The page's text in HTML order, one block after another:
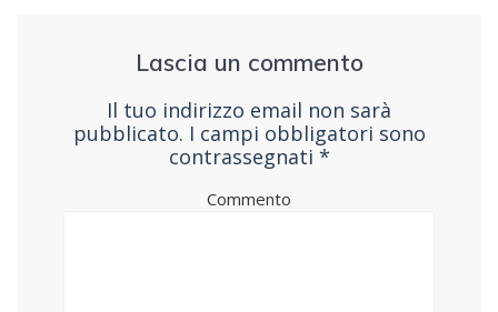
Lascia un commento
Il tuo indirizzo email non sarà
pubblicato. I campi obbligatori sono
contrassegnati *
Commento